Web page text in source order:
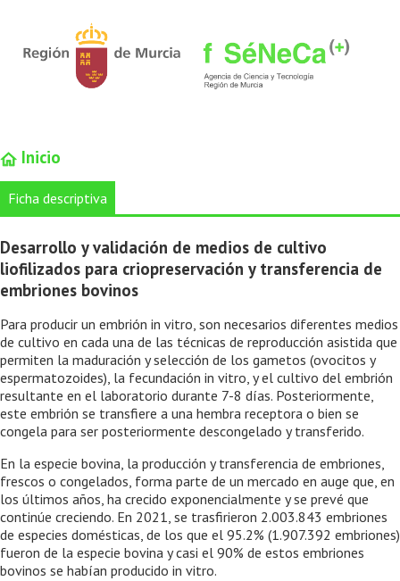
Inicio
Ficha descriptiva
Desarrollo y validación de medios de cultivo
liofilizados para criopreservación y transferencia de
embriones bovinos
Para producir un embrión in vitro, son necesarios diferentes medios
de cultivo en cada una de las técnicas de reproducción asistida que
permiten la maduración y selección de los gametos (ovocitos y
espermatozoides), la fecundación in vitro, y el cultivo del embrión
resultante en el laboratorio durante 7-8 días. Posteriormente,
este embrión se transfiere a una hembra receptora o bien se
congela para ser posteriormente descongelado y transferido.
En la especie bovina, la producción y transferencia de embriones,
frescos o congelados, forma parte de un mercado en auge que, en
los últimos años, ha crecido exponencialmente y se prevé que
continúe creciendo. En 2021, se trasfirieron 2.003.843 embriones
de especies domésticas, de los que el 95.2% (1.907.392 embriones)
fueron de la especie bovina y casi el 90% de estos embriones
bovinos se habían producido in vitro.